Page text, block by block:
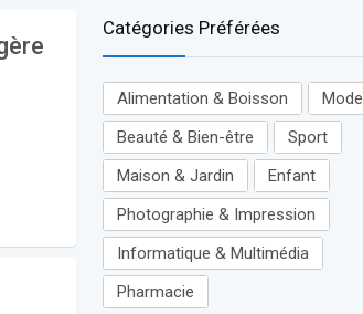
Catégories Préférées
Alimentation & Boisson
Mode
Beauté & Bien-être
Sport
Maison & Jardin
Enfant
Photographie & Impression
Informatique & Multimédia
Pharmacie